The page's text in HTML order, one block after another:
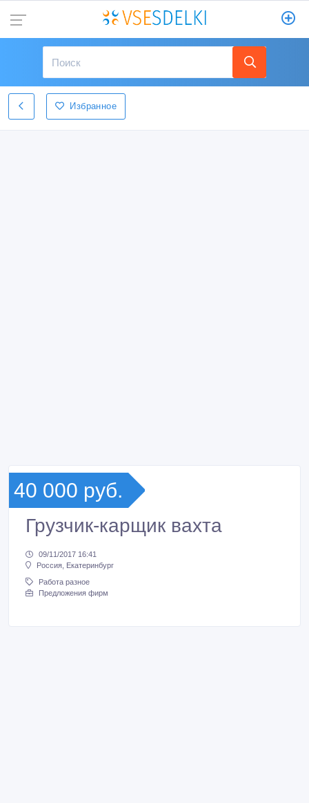
Избранное
40 000 руб.
Грузчик-карщик вахта
09/11/2017 16:41
Россия, Екатеринбург
Работа разное
Предложения фирм